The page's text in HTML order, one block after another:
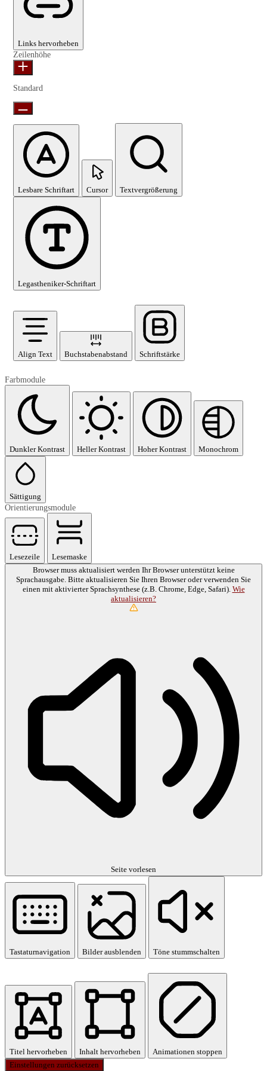
Links hervorheben
Zeilenhöhe
Standard
Lesbare Schriftart Cursor Textvergrößerung
Legastheniker-Schriftart
Align Text Buchstabenabstand Schriftstärke
Farbmodule
Dunkler Kontrast Heller Kontrast Hoher Kontrast Monochrom
Sättigung
Orientierungsmodule
Lesezeile
Lesemaske
Browser muss aktualisiert werden Ihr Browser unterstützt keine
Sprachausgabe. Bitte aktualisieren Sie Ihren Browser oder verwenden Sie
einen mit aktivierter Sprachsynthese (z.B. Chrome, Edge, Safari). Wie
aktualisieren?
Seite vorlesen
Tastaturnavigation Bilder ausblenden Töne stummschalten
Titel hervorheben Inhalt hervorheben
Animationen stoppen
Einstellungen zurücksetzen